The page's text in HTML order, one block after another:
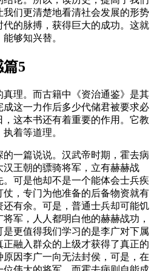
们更清楚地看清社会发展的形势
的脉搏，获得巨大的成功。这就
够知兴替。
5
理。而古籍中《资治通鉴》是其
这一力作后多少代储君被要求必
这本书还有着重要的作用。它教
着等道理。
一篇说说。汉武帝时期，霍去病
王朝的骠骑将军，立有赫赫战
可是他却不是一个能体会士兵疾
，专门为他准备的后备物资就有
还有余。可是，普通士兵却可能饥
军，人人都明白他的赫赫战功，
更值得我们学习的是李广对下属
融入群众的上级才获得了真正的
因李广一向无法封侯，可是，在